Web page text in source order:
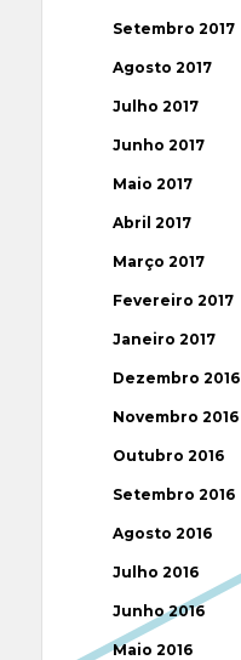
Setembro 2017
Agosto 2017
Julho 2017
Junho 2017
Maio 2017
Abril 2017
Março 2017
Fevereiro 2017
Janeiro 2017
Dezembro 2016
Novembro 2016
Outubro 2016
Setembro 2016
Agosto 2016
Julho 2016
Junho 2016
Maio 2016